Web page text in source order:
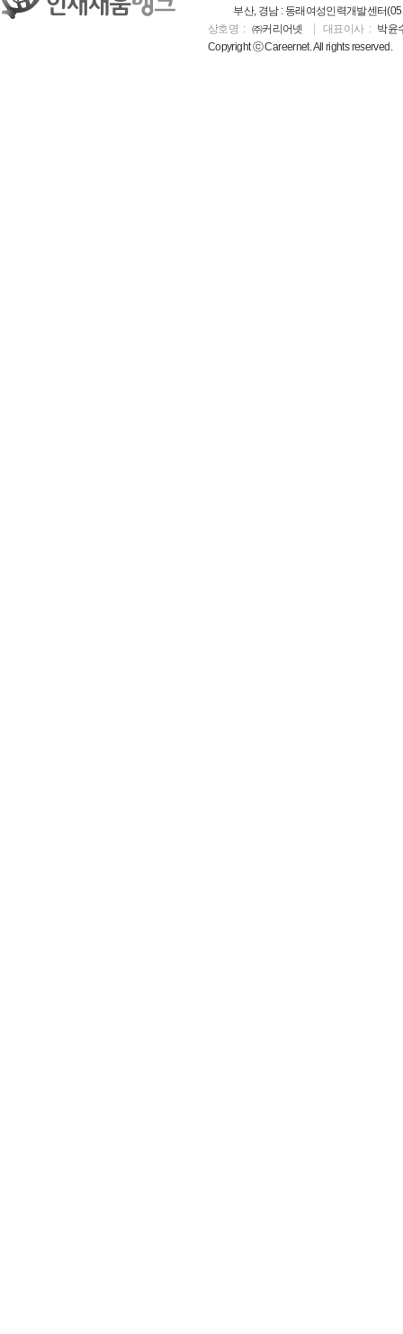
부산, 경남 : 동래여성인력개발센터
상호명
㈜커리어넷 대표이사
박윤
Copyright ⓒ Careernet. All rights reserved.